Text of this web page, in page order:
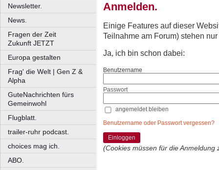
Newsletter.
News.
Fragen der Zeit
Zukunft JETZT
Europa gestalten
Frag' die Welt | Gen Z &
Alpha
GuteNachrichten fürs
Gemeinwohl
Flugblatt.
trailer-ruhr podcast.
choices mag ich.
ABO.
Anmelden.
Einige Features auf dieser
Teilnahme am Forum) stehen
Ja, ich bin schon dabei:
Benutzername
Passwort
angemeldet bleiben
Benutzername oder Passwort vergessen?
Einloggen
(Cookies müssen für die Anmeldung